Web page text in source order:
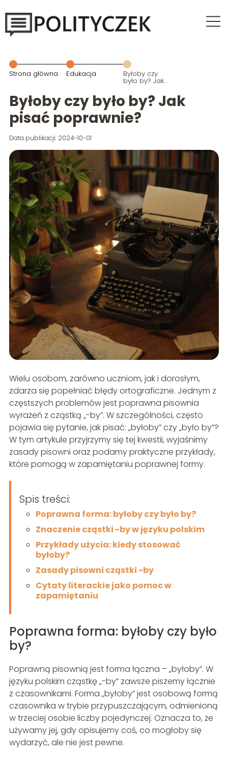
Strona główna Edukacja Byłoby czy
było by? Jak
pisać
poprawnie?
Byłoby czy było by? Jak
pisać poprawnie?
Data publikacji: 2024-10-01
Wielu osobom, zarówno uczniom, jak i dorosłym,
zdarza się popełniać błędy ortograficzne. Jednym z
częstszych problemów jest poprawna pisownia
wyrażeń z cząstką „-by”. W szczególności, często
pojawia się pytanie, jak pisać: „byłoby” czy „było by”?
W tym artykule przyjrzymy się tej kwestii, wyjaśnimy
zasady pisowni oraz podamy praktyczne przykłady,
które pomogą w zapamiętaniu poprawnej formy.
Spis treści:
Poprawna forma: byłoby czy było by?
Znaczenie cząstki -by w języku polskim
Przykłady użycia: kiedy stosować
byłoby?
Zasady pisowni cząstki -by
Cytaty literackie jako pomoc w
zapamiętaniu
Poprawna forma: byłoby czy było
by?
Poprawną pisownią jest forma łączna – „byłoby”. W
języku polskim cząstkę „-by” zawsze piszemy łącznie
z czasownikami. Forma „byłoby” jest osobową formą
czasownika w trybie przypuszczającym, odmienioną
w trzeciej osobie liczby pojedynczej. Oznacza to, że
używamy jej, gdy opisujemy coś, co mogłoby się
wydarzyć, ale nie jest pewne.